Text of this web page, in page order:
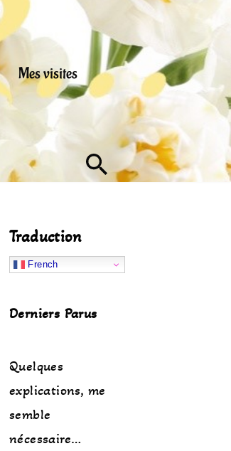
Mes visites
Traduction
French
Derniers Parus
Quelques
explications, me
semble
nécessaire…